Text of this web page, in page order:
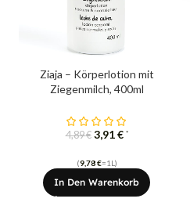
Ziaja – Körperlotion mit
Ziegenmilch, 400ml
4,89€ 3,91€ *
(9,78€=1L)
In Den Warenkorb